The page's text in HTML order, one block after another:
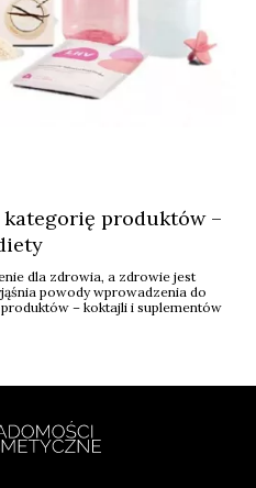
kategorię produktów –
dla zdrowia, a zdrowie jest
powody wprowadzenia do
– koktajli i suplementów